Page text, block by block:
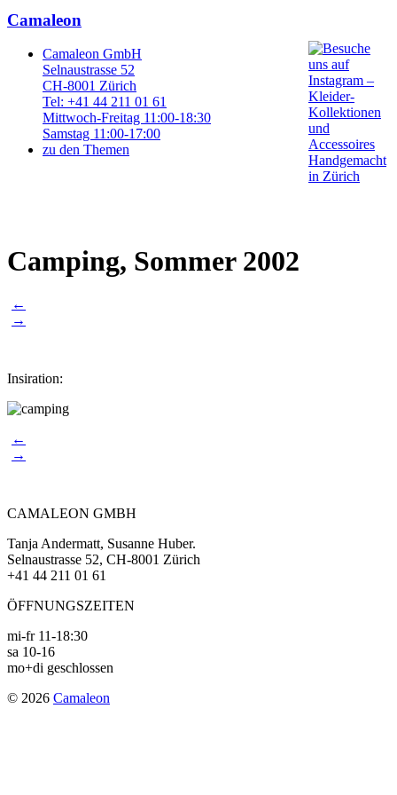
Camaleon
Camaleon GmbH
Selnaustrasse 52
CH-8001 Zürich
Tel: +41 44 211 01 61
Mittwoch-Freitag 11:00-18:30
Samstag 11:00-17:00
zu den Themen
Camping, Sommer 2002
Post
navigation
←
→
Insiration:
Post
navigation
←
→
CAMALEON GMBH
Tanja Andermatt, Susanne Huber.
Selnaustrasse 52, CH-8001 Zürich
+41 44 211 01 61
ÖFFNUNGSZEITEN
mi-fr 11-18:30
sa 10-16
mo+di geschlossen
© 2026 Camaleon